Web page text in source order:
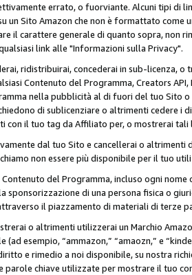
errato, o fuorviante. Alcuni tipi di
un Sito Amazon che non è formattato
il carattere generale di quanto sopra, non
link alle "Informazioni sulla Privacy".
ridistribuirai, concederai in sub-licenza,
Contenuto del Programma, Creators
nella pubblicità al di fuori del tuo Sito
di sublicenziare o altrimenti cedere i
con il tuo tag da Affiliato per, o mostrerai tali
dal tuo Sito e cancellerai o
non essere più disponibile per il tuo
del Programma, incluso ogni
sponsorizzazione di una persona fisica o
il piazzamento di materiali di terze
o altrimenti utilizzerai un Marchio
(ad esempio, “ammazon,” “amaozn,” e
e rimedio a noi disponibile, su nostra
parole chiave utilizzate per mostrare il tuo